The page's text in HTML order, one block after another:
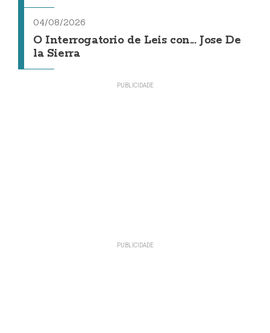
04/08/2026
O Interrogatorio de Leis con... Jose De
la Sierra